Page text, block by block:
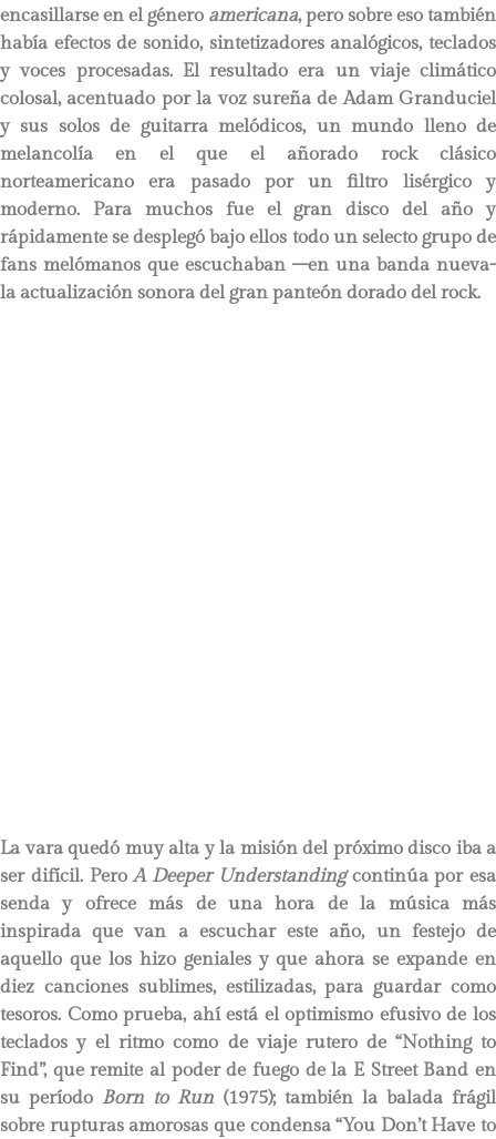
encasillarse en el género americana, pero sobre eso también
había efectos de sonido, sintetizadores analógicos, teclados
y voces procesadas. El resultado era un viaje climático
colosal, acentuado por la voz sureña de Adam Granduciel
y sus solos de guitarra melódicos, un mundo lleno de
melancolía en el que el añorado rock clásico
norteamericano era pasado por un filtro lisérgico y
moderno. Para muchos fue el gran disco del año y
rápidamente se desplegó bajo ellos todo un selecto grupo de
fans melómanos que escuchaban –en una banda nueva-
la actualización sonora del gran panteón dorado del rock.
La vara quedó muy alta y la misión del próximo disco iba a
ser difícil. PeroA Deeper Understandingcontinúa por esa
senda y ofrece más de una hora de la música más
inspirada que van a escuchar este año, un festejo de
aquello que los hizo geniales y que ahora se expande en
diez canciones sublimes, estilizadas, para guardar como
tesoros. Como prueba, ahí está el optimismo efusivo de los
teclados y el ritmo como de viaje rutero de “Nothing to
Find”, que remite al poder de fuego de la E Street Band en
su período Born to Run (1975); también la balada frágil
sobre rupturas amorosas que condensa “You Don’t Have to